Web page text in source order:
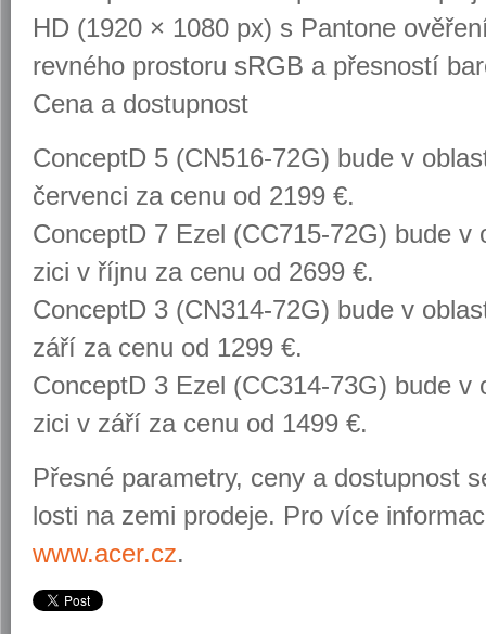
HD (1920 × 1080 px) s Pan­to­ne
rev­né­ho pro­sto­ru sRGB a přes­nos­tí
Cena a do­stup­nost
Con­ceptD 5 (CN516-72G) bude v
čer­ven­ci za cenu od 2199 €.
Con­ceptD 7 Ezel (CC715-72G) bude
zi­ci v říjnu za cenu od 2699 €.
Con­ceptD 3 (CN314-72G) bude v
září za cenu od 1299 €.
Con­ceptD 3 Ezel (CC314-73G) bude
zi­ci v září za cenu od 1499 €.
Přes­né pa­ra­me­t­ry, ceny a do­stup­nost
los­ti na zemi pro­de­je. Pro více
www.​acer.​cz.